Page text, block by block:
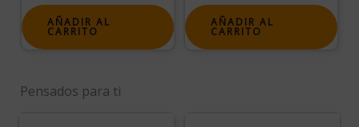
AÑADIR AL
CARRITO
AÑADIR AL
CARRITO
Pensados para ti